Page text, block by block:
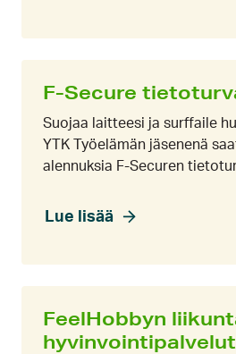
F-Secure
Suojaa laitteesi ja surffaile
YTK Työelämän jäsenenä
alennuksia F-Securen
Lue lisää
FeelHobbyn
hyvinvointipalvelut